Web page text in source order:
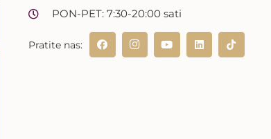
PON-PET: 7:30-20:00 sati
Pratite nas: